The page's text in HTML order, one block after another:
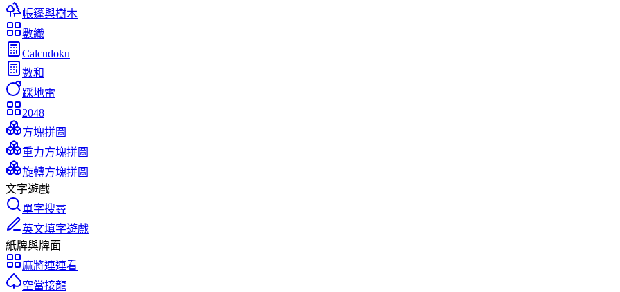
帳篷與樹木
數織
Calcudoku
數和
踩地雷
2048
方塊拼圖
重力方塊拼圖
旋轉方塊拼圖
文字遊戲
單字搜尋
英文填字遊戲
紙牌與牌面
麻將連連看
空當接龍